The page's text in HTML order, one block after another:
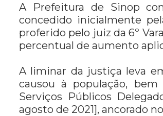
A Prefeitura de Sinop
concedido inicialmente
proferido pelo juiz da 6º
percentual de aumento
A liminar da justiça leva
causou à população,
Serviços Públicos
agosto de 2021], ancorado